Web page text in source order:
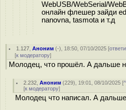
WebUSB/WebSerial/
онлайн флешер зайди
nanovna, tasmota и т.д
1.127 ,Аноним (-), 18:50, 07/10/2025 [
[к модератору]
Молодец, что прошёл. А дальше
2.232 ,Аноним (229), 19:01, 08/10/2025 [^
[к модератору]
Молодец что написал. А